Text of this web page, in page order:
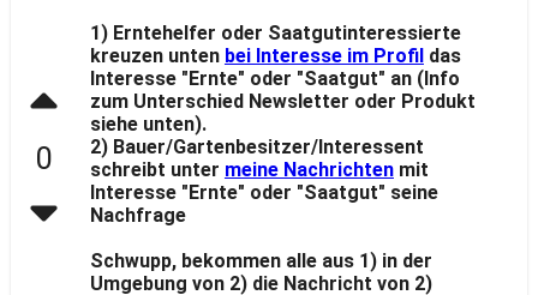
0
1) Erntehelfer oder Saatgutinteressierte
kreuzen unten bei Interesse im Profildas
Interesse "Ernte" oder "Saatgut" an (Info
zum Unterschied Newsletter oder Produkt
siehe unten).
2) Bauer/Gartenbesitzer/Interessent
schreibt unter meine Nachrichtenmit
Interesse "Ernte" oder "Saatgut" seine
Nachfrage
Schwupp, bekommen alle aus 1) in der
Umgebung von 2) die Nachricht von 2)